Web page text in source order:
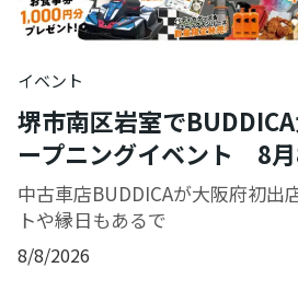
イベント
堺市南区岩室で
ープニングイベント 8
中古車店BUDDICAが大阪府初
トや縁日もあるで
8/8/2026